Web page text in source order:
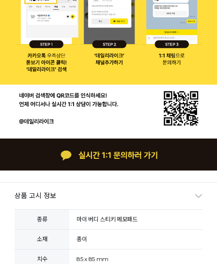
상품 고시 정보
종류 마이 버디 스티키 메모패드
소재 종이
치수 85 x 85 mm